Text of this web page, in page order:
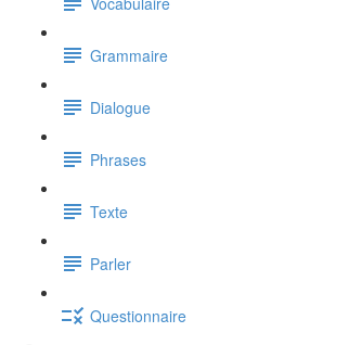
Grammaire
Dialogue
Phrases
Texte
Parler
Questionnaire